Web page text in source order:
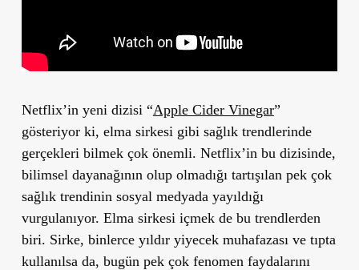
Netflix’in yeni dizisi “Apple Cider Vinegar”
gösteriyor ki, elma sirkesi gibi sağlık trendlerinde
gerçekleri bilmek çok önemli. Netflix’in bu dizisinde,
bilimsel dayanağının olup olmadığı tartışılan pek çok
sağlık trendinin sosyal medyada yayıldığı
vurgulanıyor. Elma sirkesi içmek de bu trendlerden
biri. Sirke, binlerce yıldır yiyecek muhafazası ve tıpta
kullanılsa da, bugün pek çok fenomen faydalarını